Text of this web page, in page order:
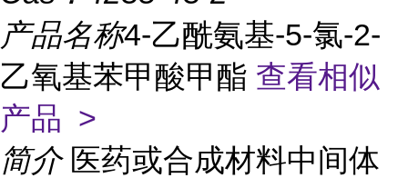
产品名称4-乙酰氨基-5-氯-2-
乙氧基苯甲酸甲酯 查看相似
产品 >
简介 医药或合成材料中间体